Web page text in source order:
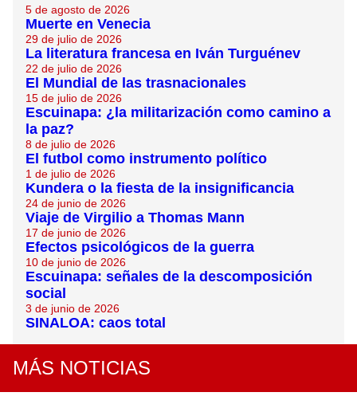
5 de agosto de 2026
Muerte en Venecia
29 de julio de 2026
La literatura francesa en Iván Turguénev
22 de julio de 2026
El Mundial de las trasnacionales
15 de julio de 2026
Escuinapa: ¿la militarización como camino a
la paz?
8 de julio de 2026
El futbol como instrumento político
1 de julio de 2026
Kundera o la fiesta de la insignificancia
24 de junio de 2026
Viaje de Virgilio a Thomas Mann
17 de junio de 2026
Efectos psicológicos de la guerra
10 de junio de 2026
Escuinapa: señales de la descomposición
social
3 de junio de 2026
SINALOA: caos total
MÁS NOTICIAS